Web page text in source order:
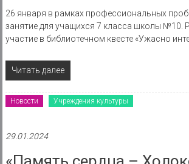
26 января в рамках профессиональных
занятие для учащихся 7 класса школы №10.
участие в библиотечном квесте «Ужасно
Читать далее
Новости Учреждения культуры
29.01.2024